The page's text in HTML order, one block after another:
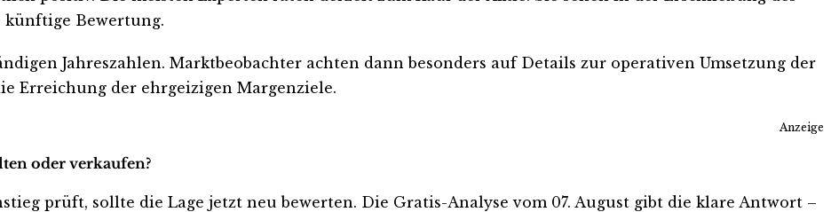
künftige Bewertung.
Jahreszahlen. Marktbeobachter achten dann besonders auf Details zur operativen Umsetzung der
Erreichung der ehrgeizigen Margenziele.
Anzeige
oder verkaufen?
prüft, sollte die Lage jetzt neu bewerten. Die Gratis-Analyse vom 07. August gibt die klare Antwort –